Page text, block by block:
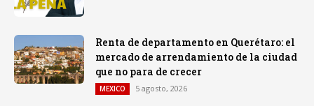
Renta de departamento en Querétaro: el
mercado de arrendamiento de la ciudad
que no para de crecer
MEXICO 5 agosto, 2026